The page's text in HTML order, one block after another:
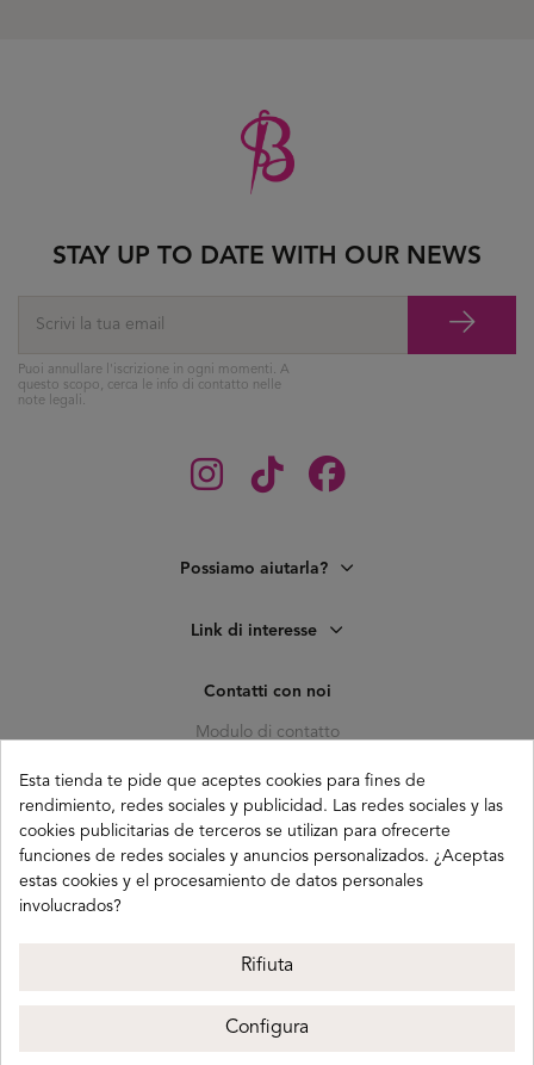
Possiamo aiutarla?
Link di interesse
Contatti con noi
Modulo di contatto
C. Pagés del Corro, 133, b
41010 (Triana) Sevilla
info@buganco.com
STAY UP TO DATE WITH OUR NEWS
Puoi annullare l'iscrizione in ogni momenti. A
questo scopo, cerca le info di contatto nelle
note legali.
Buganco 2026
Esta tienda te pide que aceptes cookies para fines de
rendimiento, redes sociales y publicidad. Las redes sociales y las
cookies publicitarias de terceros se utilizan para ofrecerte
funciones de redes sociales y anuncios personalizados. ¿Aceptas
estas cookies y el procesamiento de datos personales
involucrados?
Rifiuta
Configura